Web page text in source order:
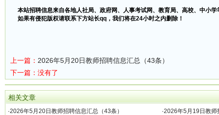
本站招聘信息来自各地人社局、政府网、人事考试网、教育局、高校、中小
如果有侵犯版权请联系下方站长qq，我们将在24小时之内删除！
上一篇： 2026年5月20日教师招聘信息汇总（43条）
下一篇：没有了
相关文章
·2026年5月20日教师招聘信息汇总（43条） ·2026年5月19日教师